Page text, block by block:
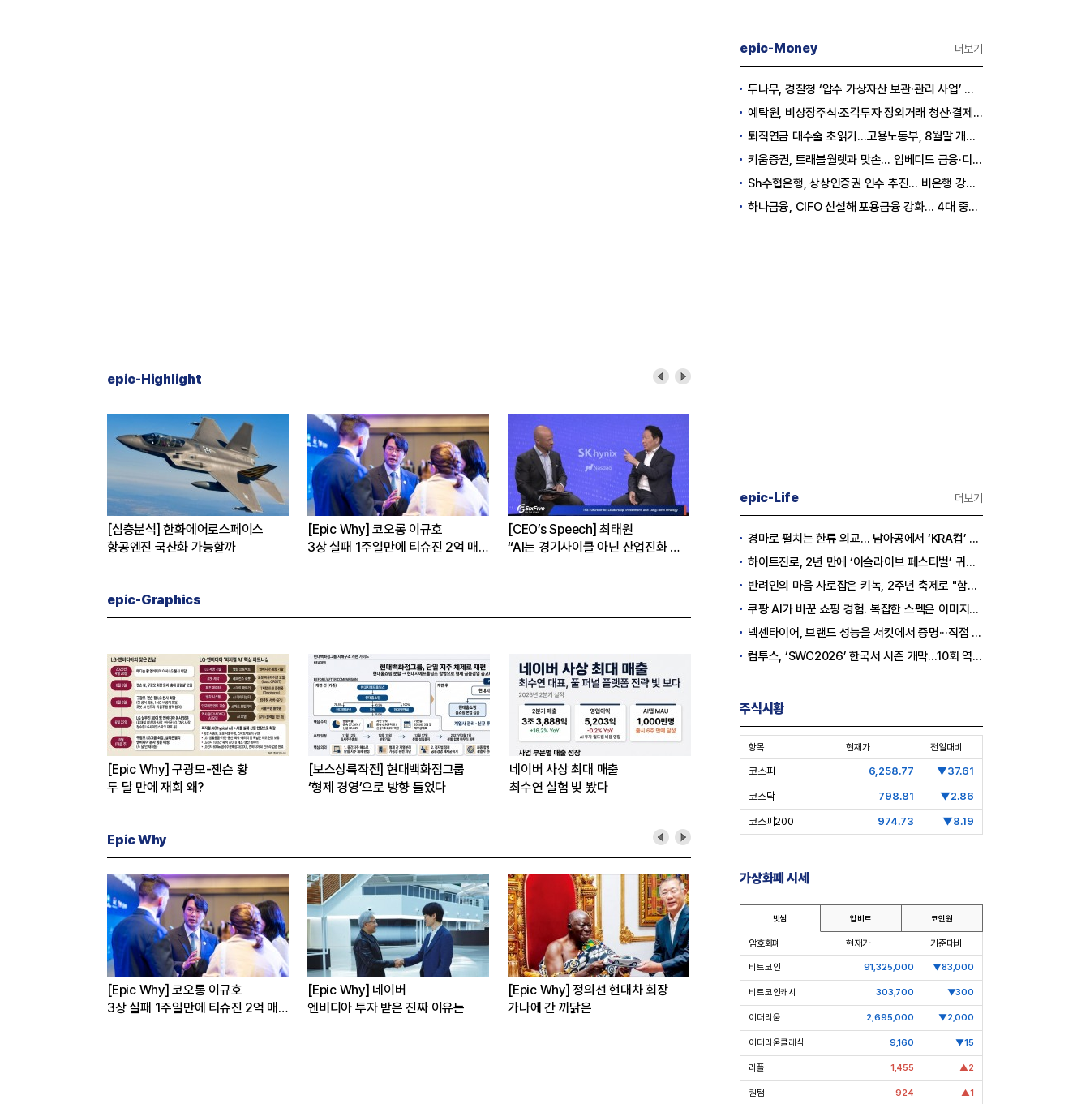
epic-Highlight
[CEO’s Speech] 최태원
“AI는 경기사이클 아닌 산업진화 그
[심층분석] 포스코, 트리플 코어 투자
본격화
[Epic Why] 한화, KAI 지분 왜 사들
일까
실전무대에 서다
원]
입사 12년 만에 금융계열 수장 등
epic-Graphics
[Epic Why] 구광모-젠슨 황
두 달 만에 재회 왜?
[보스상륙작전] 현대백화점그룹
‘형제 경영’으로 방향 틀었다
네이버 사상 최대 매출
최수연 실험 빛 봤다
Epic Why
[Epic Why] 정의선 현대차 회장
가나에 간 까닭은
[Epic Why] 김남구 회장의 ‘보험사
인수’
[Epic Why] 러트닉 장관
삼성·SK에 생산시설 건설 촉구. 노림
[Epic Why] ‘선밸리’간 이재용 회장
파운드리 수장 동행 왜?
[Epic Why] 현대차
워싱턴 사무소장에 통상 전문 외교관
발탁 왜?
epic-Money 더보기
두나무, 경찰청 ‘압수 가상자산 보관·관리 사업’ 최종 낙찰
예탁원, 비상장주식·조각투자 장외거래 청산·결제 인프라 구축 착수
퇴직연금 대수술 초읽기…고용노동부, 8월말 개정안 발표
키움증권, 트래블월렛과 맞손… 임베디드 금융·디지털 자산 신사업 추진
Sh수협은행, 상상인증권 인수 추진… 비은행 강화 ‘금융그룹’ 도약 발판
하나금융, CIFO 신설해 포용금융 강화… 4대 중심축 중심 상반기 목표 60% 달성
epic-Life 더보기
경마로 펼치는 한류 외교… 남아공에서 ‘KRA컵’ 개최하는 한국마사회
하이트진로, 2년 만에 ‘이슬라이브 페스티벌’ 귀환…25,000명 규모 대확장
반려인의 마음 사로잡은 키녹, 2주년 축제로 "함께하는 즐거움"을 선물하다
쿠팡 AI가 바꾼 쇼핑 경험. 복잡한 스펙은 이미지로, 수백 개 리뷰는 한눈에…
넥센타이어, 브랜드 성능을 서킷에서 증명···직접 체험하는 고객 참여형 마케팅 확대
컴투스, ‘SWC2026’ 한국서 시즌 개막…10회 역사를 이어갈 챔피언은 누가 될까
주식시황
항목 현재가 전일대비
코스피 6,258.77 ▼37.61
코스닥 798.81 ▼2.86
코스피200 974.73 ▼8.19
가상화폐 시세
빗썸 업비트 코인원
암호화폐 현재가 기준대비
비트코인 91,325,000 ▼83,000
비트코인캐시 303,700 ▼300
이더리움 2,695,000 ▼2,000
이더리움클래식 9,160 ▼15
리플 1,455 ▲2
퀀텀 924 ▲1